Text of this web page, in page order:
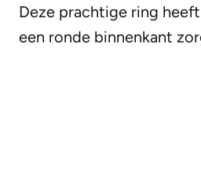
Deze prachtige ring
een ronde binnenkant